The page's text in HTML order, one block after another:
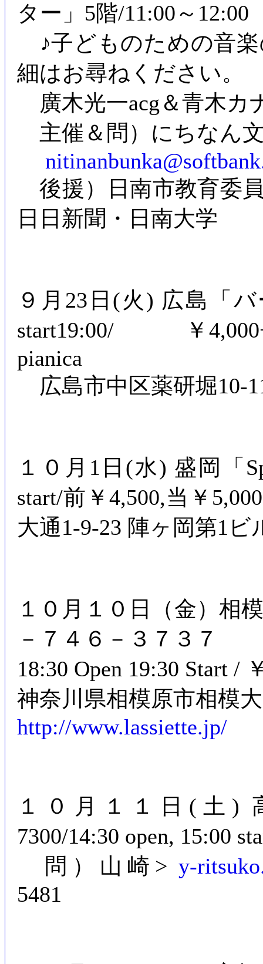
ター」5階/11:00～12:00
♪子どものための
細はお尋ねください。
廣木光一acg＆青木カ
主催＆問）にちなん文
後援）日南市教育委
日日新聞・日南大学
９月23日(火) 広島「バ
start19:00/ ￥
pianica
広島市中区薬研堀10-
１０月1日(水) 盛岡「
start/前￥4,500,当￥
大通1-9-23 陣ヶ岡第1ビ
１０月１０日（金）相
－７４６－３７３７
18:30 Open 19:30 Start /
神奈川県相模原市相模
http://www.lassiette.jp/
１０月１１日(土) 高
7300/14:30 open, 15:00
問）山崎> y-
5481